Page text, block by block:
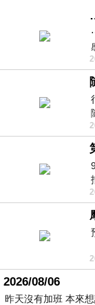
2026/08/06
昨天沒有加班 本來